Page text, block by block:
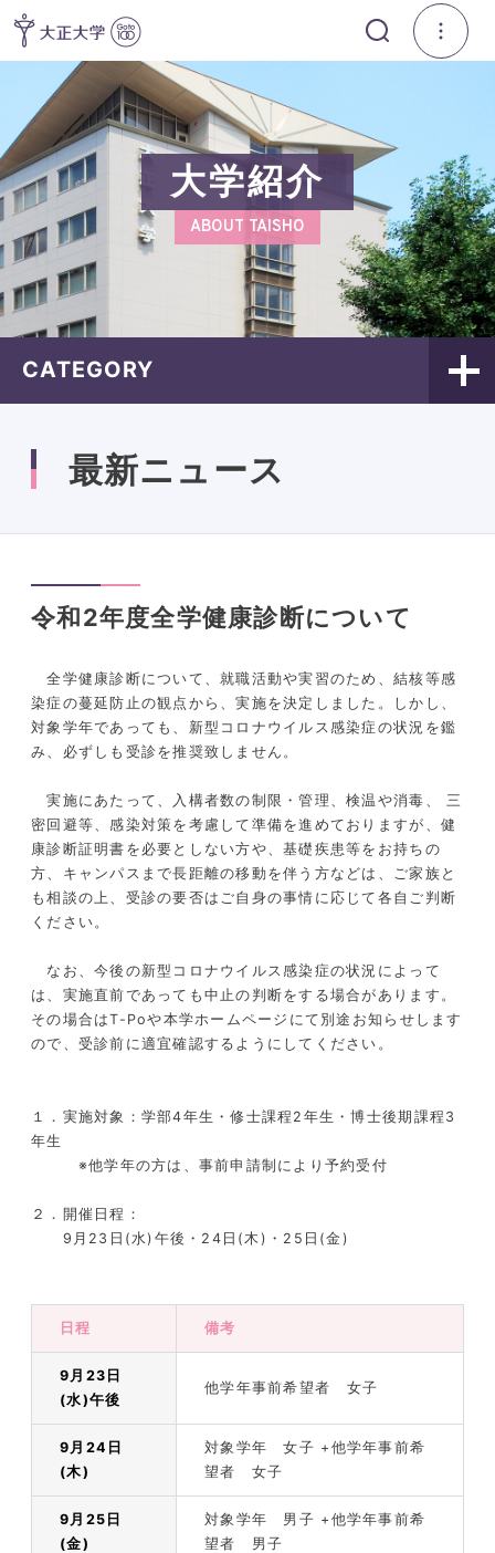
大学紹介
ABOUT TAISHO
CATEGORY
最新ニュース
令和2年度全学健康診断について
全学健康診断について、就職活動や実習のため、結核等感
染症の蔓延防止の観点から、実施を決定しました。しかし、
対象学年であっても、新型コロナウイルス感染症の状況を鑑
み、必ずしも受診を推奨致しません。
実施にあたって、入構者数の制限・管理、検温や消毒、 三
密回避等、感染対策を考慮して準備を進めておりますが、健
康診断証明書を必要としない方や、基礎疾患等をお持ちの
方、キャンパスまで長距離の移動を伴う方などは、ご家族と
も相談の上、受診の要否はご自身の事情に応じて各自ご判断
ください。
なお、今後の新型コロナウイルス感染症の状況によって
は、実施直前であっても中止の判断をする場合があります。
その場合はT-Poや本学ホームページにて別途お知らせします
ので、受診前に適宜確認するようにしてください。
１．実施対象：学部4年生・修士課程 2 年生・博士後期課程 3
年生
※他学年の方は、事前申請制により予約受付
２．開催日程：
9 月 23 日 (水) 午後・ 24 日 (木 ) ・ 25 日 (金 )
日程 備考
9月23日
(水)午後
他学年事前希望者 女子
9月24日
(木)
対象学年 女子 +他学年事前希
望者 女子
9月25日
(金)
対象学年 男子 +他学年事前希
望者 男子